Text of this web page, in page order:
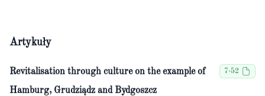
Artykuły
Revitalisation through culture on the example of
Hamburg, Grudziądz and Bydgoszcz
7-52